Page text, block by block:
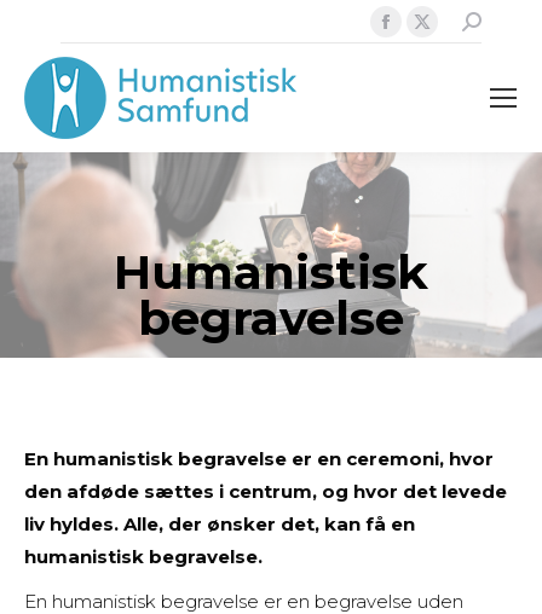
Facebook
page
window
page
Search:
Humanistisk
begravelse
En humanistisk begravelse er en ceremoni, hvor
den afdøde sættes i centrum, og hvor det levede
liv hyldes. Alle, der ønsker det, kan få en
humanistisk begravelse.
En humanistisk begravelse er en begravelse uden